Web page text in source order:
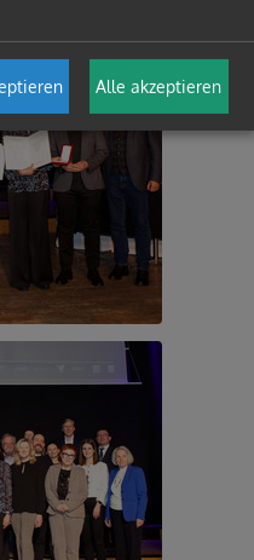
Alle akzeptieren